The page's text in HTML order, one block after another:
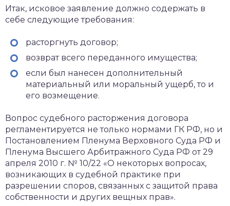
Итак, исковое заявление должно содержать в
себе следующие требования:
расторгнуть договор;
возврат всего переданного имущества;
если был нанесен дополнительный
материальный или моральный ущерб, то и
его возмещение.
Вопрос судебного расторжения договора
регламентируется не только нормами ГК РФ, но и
Постановлением Пленума Верховного Суда РФ и
Пленума Высшего Арбитражного Суда РФ от 29
апреля 2010 г. № 10/22 «О некоторых вопросах,
возникающих в судебной практике при
разрешении споров, связанных с защитой права
собственности и других вещных прав».